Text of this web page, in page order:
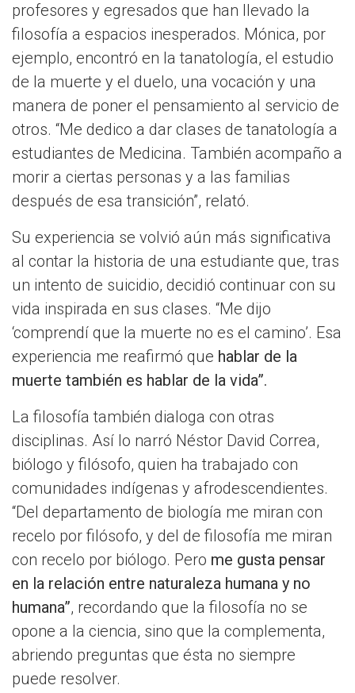
profesores y egresados que han llevado la
filosofía a espacios inesperados. Mónica, por
ejemplo, encontró en la tanatología, el estudio
de la muerte y el duelo, una vocación y una
manera de poner el pensamiento al servicio de
otros. “Me dedico a dar clases de tanatología a
estudiantes de Medicina. También acompaño a
morir a ciertas personas y a las familias
después de esa transición”, relató.
Su experiencia se volvió aún más significativa
al contar la historia de una estudiante que, tras
un intento de suicidio, decidió continuar con su
vida inspirada en sus clases. “Me dijo
‘comprendí que la muerte no es el camino’. Esa
experiencia me reafirmó que hablar de la
muerte también es hablar de la vida”.
La filosofía también dialoga con otras
disciplinas. Así lo narró Néstor David Correa,
biólogo y filósofo, quien ha trabajado con
comunidades indígenas y afrodescendientes.
“Del departamento de biología me miran con
recelo por filósofo, y del de filosofía me miran
con recelo por biólogo. Pero me gusta pensar
en la relación entre naturaleza humana y no
humana”, recordando que la filosofía no se
opone a la ciencia, sino que la complementa,
abriendo preguntas que ésta no siempre
puede resolver.